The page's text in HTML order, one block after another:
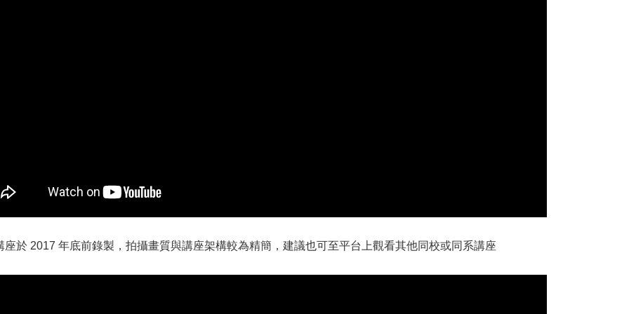
座於 2017 年底前錄製，拍攝畫質與講座架構較為精簡，建議也可至平台上觀看其他同校或同系講座